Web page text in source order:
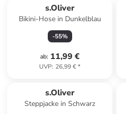
s.Oliver
Bikini-Hose in Dunkelblau
-55%
ab: 11,99 €
UVP: 26,99 €*
s.Oliver
Steppjacke in Schwarz